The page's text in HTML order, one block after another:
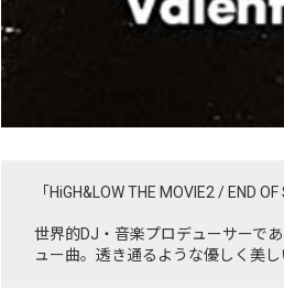
「HiGH&LOW THE MOVIE2 / END
世界的DJ・音楽プロデューサーで
ュー曲。透き通るような優しく美